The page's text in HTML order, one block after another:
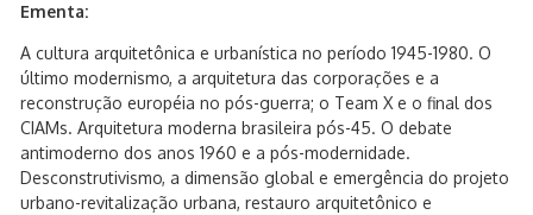
Ementa:
A cultura arquitetônica e urbanística no período 1945-1980. O
último modernismo, a arquitetura das corporações e a
reconstrução européia no pós-guerra; o Team X e o final dos
CIAMs. Arquitetura moderna brasileira pós-45. O debate
antimoderno dos anos 1960 e a pós-modernidade.
Desconstrutivismo, a dimensão global e emergência do projeto
urbano-revitalização urbana, restauro arquitetônico e